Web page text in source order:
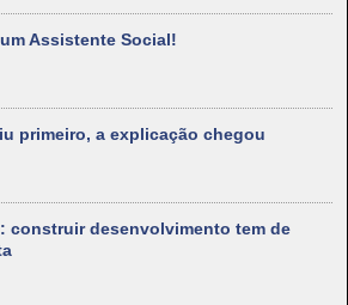
Assistente Social!
primeiro, a explicação chegou
construir desenvolvimento tem de